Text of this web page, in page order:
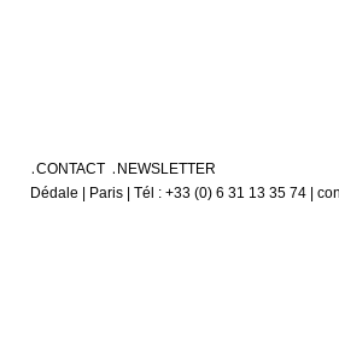
CONTACT
NEWSLETTER
Dédale | Paris | Tél : +33 (0) 6 31 13 35 74 |